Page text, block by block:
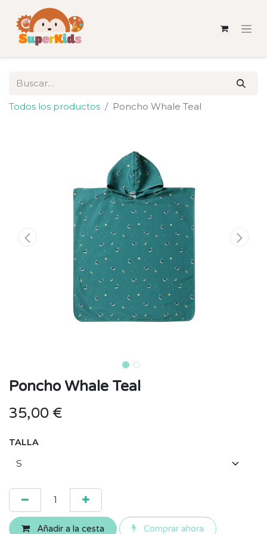
Todos los productos Poncho Whale Teal
Poncho Whale Teal
35,00 €
TALLA
Añadir a la cesta Comprar ahora